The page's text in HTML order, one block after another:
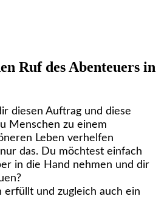
Ruf des Abenteuers in
diesen Auftrag und diese
Menschen zu einem
Leben verhelfen
das. Du möchtest einfach
in die Hand nehmen und dir
erfüllt und zugleich auch ein